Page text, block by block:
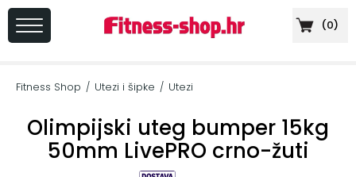
(0)
REGISTRACIJA
Fitness Shop / Utezi i šipke / Utezi
Olimpijski uteg bumper 15kg
50mm LivePRO crno-žuti